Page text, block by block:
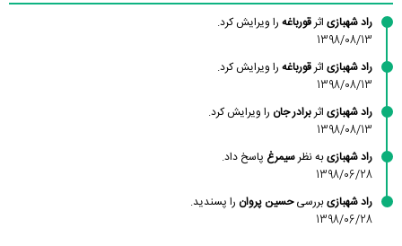
راد شهبازی اثرقورباغه را ویرایش کرد.
1398/08/13
راد شهبازی اثرقورباغه را ویرایش کرد.
1398/08/13
راد شهبازی اثربرادر جان را ویرایش کرد.
1398/08/13
راد شهبازیبه نظرسیمرغ پاسخ داد.
1398/06/28
راد شهبازیبررسیحسین پروان را پسندید.
1398/06/28